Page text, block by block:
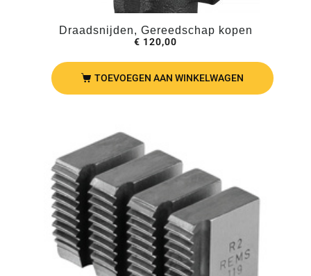
Draadsnijden, Gereedschap kopen
€ 120,00
TOEVOEGEN AAN WINKELWAGEN